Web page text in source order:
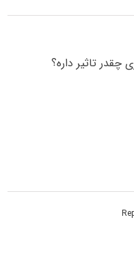
چقدر تاثیر داره؟